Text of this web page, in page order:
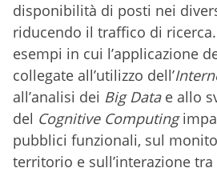
disponibilità di posti nei
riducendo il traffico di
esempi in cui l’applicazione
collegate all’utilizzo dell’
all’analisi dei Big Datae allo
del Cognitive Computing
pubblici funzionali, sul
territorio e sull’interazione